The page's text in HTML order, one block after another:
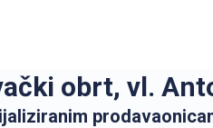
obrt, vl.